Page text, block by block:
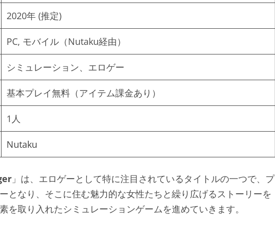
2020年 (推定)
PC, モバイル（Nutaku経由）
シミュレーション、エロゲー
基本プレイ無料（アイテム課金あり）
1人
Nutaku
」は、エロゲーとして特に注目されているタイトルの一つで、プ
となり、そこに住む魅力的な女性たちと繰り広げるストーリーを
を取り入れたシミュレーションゲームを進めていきます。